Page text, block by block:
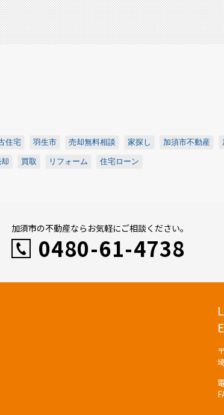
住宅 羽生市 売却無料相談 家探し 加須市不動産
買取 リフォーム 住宅ローン
加須市の不動産ならお気軽にご相談ください。
0480-61-4738